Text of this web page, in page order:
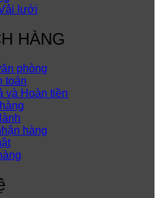
lưới
HÀNG
phòng
toán
và Hoàn tiền
hàng